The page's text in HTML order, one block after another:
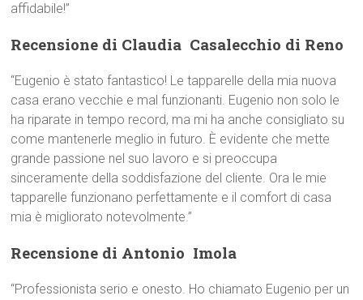
affidabile!”
Recensione di Claudia  Casalecchio di Reno
“Eugenio è stato fantastico! Le tapparelle della mia nuova
casa erano vecchie e mal funzionanti. Eugenio non solo le
ha riparate in tempo record, ma mi ha anche consigliato su
come mantenerle meglio in futuro. È evidente che mette
grande passione nel suo lavoro e si preoccupa
sinceramente della soddisfazione del cliente. Ora le mie
tapparelle funzionano perfettamente e il comfort di casa
mia è migliorato notevolmente.”
Recensione di Antonio  Imola
“Professionista serio e onesto. Ho chiamato Eugenio per un